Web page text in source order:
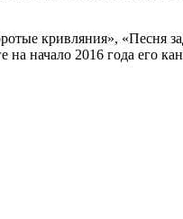
кривляния», «Песня
начало 2016 года его